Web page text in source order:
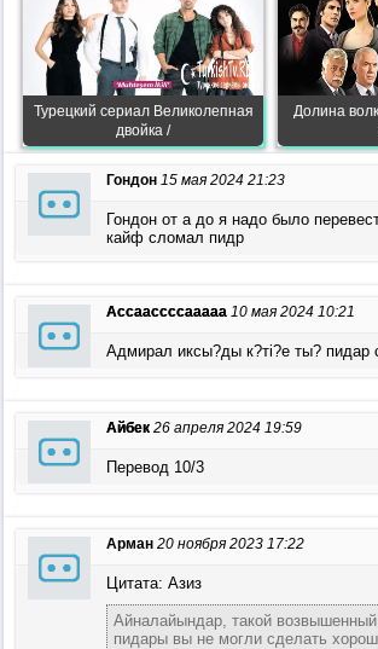
Турецкий сериал Великолепная
двойка /
Долина
Гондон 15 мая 2024 21:23
Гондон от а до я надо было
кайф сломал пидр
Ассаассссааааа 10 мая 2024 10:21
Адмирал иксы?ды к?ті?е ты? пидар
Айбек 26 апреля 2024 19:59
Перевод 10/3
Арман 20 ноября 2023 17:22
Цитата: Азиз
Айналайындар, такой
пидары вы не могли сделать